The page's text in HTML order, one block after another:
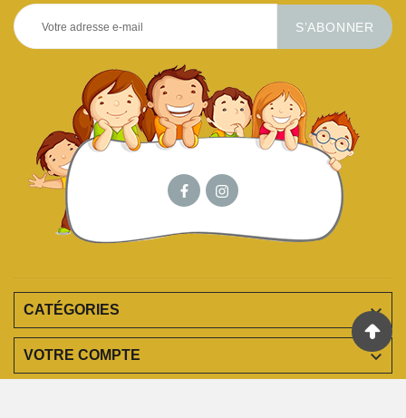
S’ABONNER
CATÉGORIES 
VOTRE COMPTE 